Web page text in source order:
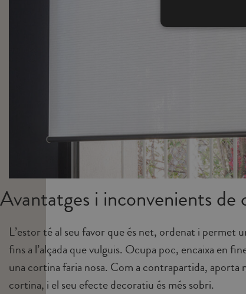
Avantatges i inconvenients de
L’estor té al seu favor que és net, ordenat i permet
fins a l’alçada que vulguis. Ocupa poc, encaixa en
una cortina faria nosa. Com a contrapartida, aporta
cortina, i el seu efecte decoratiu és més sobri.